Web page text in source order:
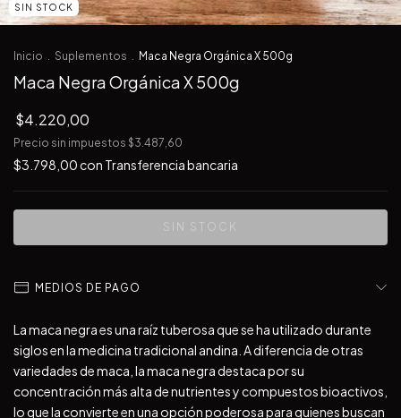
SIN STOCK
Inicio . Suplementos . Maca Negra Orgánica X 500g
Maca Negra Orgánica X 500g
$4.220,00
Precio sin impuestos $3.487,60
$3.798,00con Transferencia bancaria
MEDIOS DE PAGO
La maca negra es una raíz tuberosa que se ha utilizado durante
siglos en la medicina tradicional andina. A diferencia de otras
variedades de maca, la maca negra destaca por su
concentración más alta de nutrientes y compuestos bioactivos,
lo que la convierte en una opción poderosa para quienes buscan